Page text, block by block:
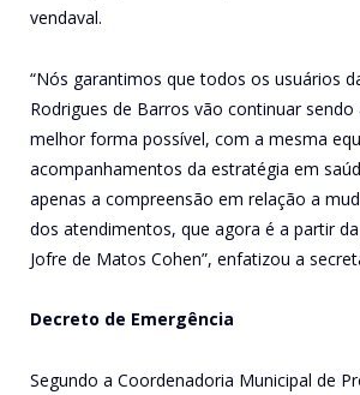
vendaval.
“Nós garantimos que todos os usuários
Rodrigues de Barros vão continuar sendo
melhor forma possível, com a mesma
acompanhamentos da estratégia em
apenas a compreensão em relação a
dos atendimentos, que agora é a partir
Jofre de Matos Cohen”, enfatizou a
Decreto de Emergência
Segundo a Coordenadoria Municipal de